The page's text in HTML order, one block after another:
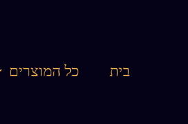
בית כל המוצרים